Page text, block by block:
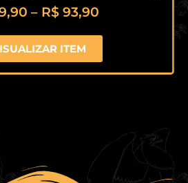
– R$ 93,90
ITEM